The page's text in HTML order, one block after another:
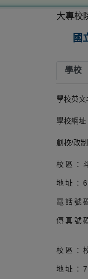
大專校
國
學校
學校英文
學校網址
創校/改
校區：
地址：
電話號
傳真號
校區：
地址：